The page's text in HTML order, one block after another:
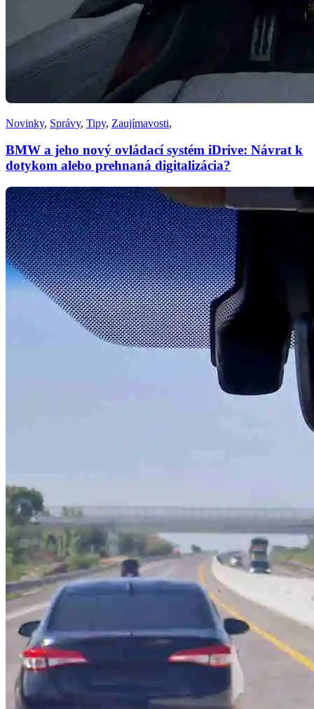
Novinky, Správy, Tipy, Zaujímavosti,
BMW a jeho nový ovládací systém iDrive: Návrat k
dotykom alebo prehnaná digitalizácia?